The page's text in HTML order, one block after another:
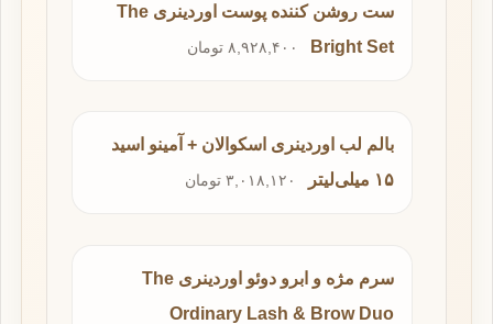
ست روشن کننده پوست اوردینری The
Bright Set
۸,۹۲۸,۴۰۰ تومان
بالم لب اوردینری اسکوالان + آمینو اسید
۱۵ میلی‌لیتر
۳,۰۱۸,۱۲۰ تومان
سرم مژه و ابرو دوئو اوردینری The
Ordinary Lash & Brow Duo